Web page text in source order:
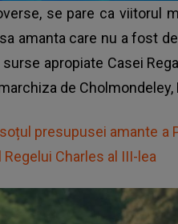
se pare ca viitorul
amanta care nu a fost
apropiate Casei
de Cholmondeley,
presupusei amante a
Charles al III-lea